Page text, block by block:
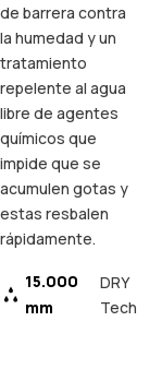
de barrera contra
la humedad y un
tratamiento
repelente al agua
libre de agentes
químicos que
impide que se
acumulen gotas y
estas resbalen
rápidamente.
15.000
mm
DRY
Tech